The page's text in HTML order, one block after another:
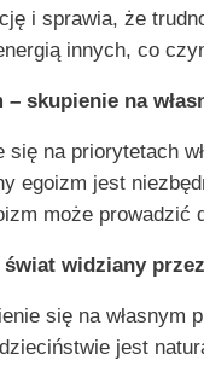
i sprawia, że
innych, co
– skupienie na
na priorytetach
egoizm jest
może
widziany
się na
jest